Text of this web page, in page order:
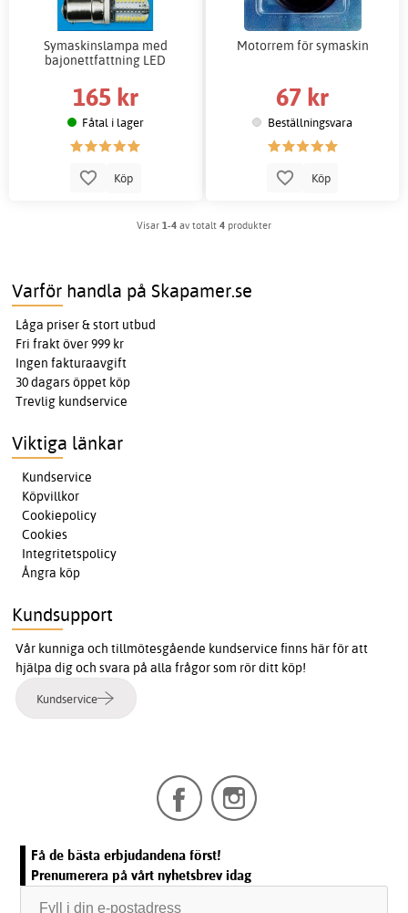
Symaskinslampa med
bajonettfattning LED
165 kr
Fåtal i lager
Köp
Motorrem för symaskin
67 kr
Beställningsvara
Köp
Visar 1-4 av totalt 4 produkter
Varför handla på Skapamer.se
Låga priser & stort utbud
Fri frakt över 999 kr
Ingen fakturaavgift
30 dagars öppet köp
Trevlig kundservice
Viktiga länkar
Kundservice
Köpvillkor
Cookiepolicy
Cookies
Integritetspolicy
Ångra köp
Kundsupport
Vår kunniga och tillmötesgående kundservice finns här för att
hjälpa dig och svara på alla frågor som rör ditt köp!
Kundservice
Få de bästa erbjudandena först!
Prenumerera på vårt nyhetsbrev idag